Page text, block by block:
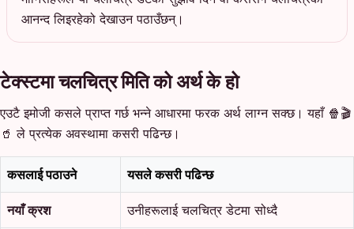
आनन्द लिइरहेको देखाउन पठाउँछन्।
टेक्स्टमा चलचित्र मिति को अर्थ के हो
एउटै इमोजी कसले प्राप्त गर्छ भन्ने आधारमा फरक अर्थ लाग्न सक्छ। यहाँ 🍿🎬
🥤 ले प्रत्येक अवस्थामा कसरी पढिन्छ।
कसलाई पठाउने यसले कसरी पढिन्छ
नयाँ क्रश उनीहरूलाई चलचित्र डेटमा सोध्दै